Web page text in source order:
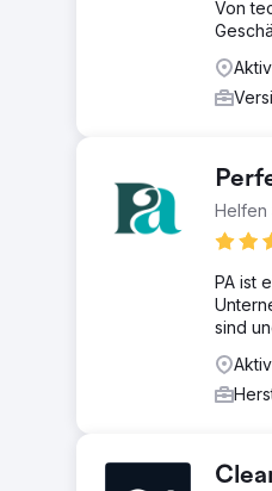
Von
Helfen
PA ist
sind